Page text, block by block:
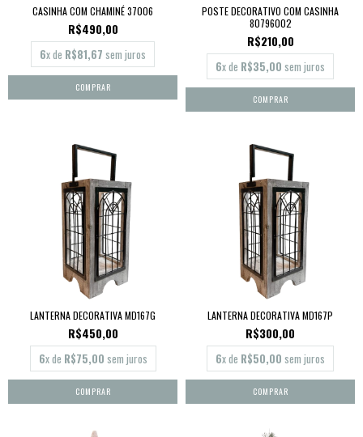
CASINHA COM CHAMINÉ 37006
R$490,00
6x de R$81,67 sem juros
POSTE DECORATIVO COM CASINHA
80796002
R$210,00
6x de R$35,00 sem juros
LANTERNA DECORATIVA MD167G
R$450,00
6x de R$75,00 sem juros
LANTERNA DECORATIVA MD167P
R$300,00
6x de R$50,00 sem juros